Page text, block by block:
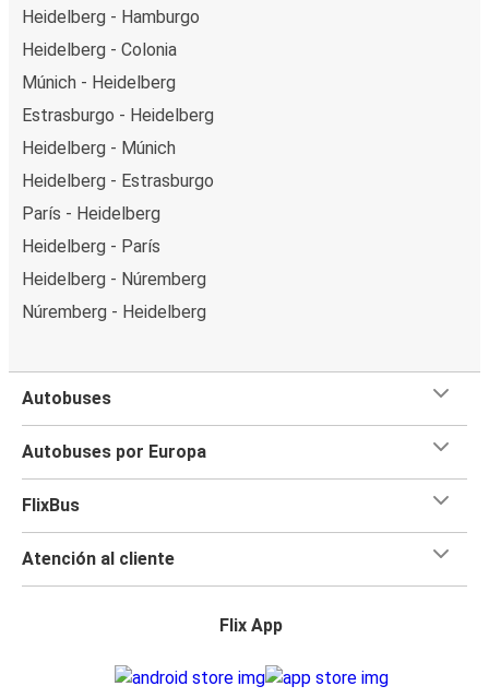
Heidelberg - Hamburgo
Heidelberg - Colonia
Múnich - Heidelberg
Estrasburgo - Heidelberg
Heidelberg - Múnich
Heidelberg - Estrasburgo
París - Heidelberg
Heidelberg - París
Heidelberg - Núremberg
Núremberg - Heidelberg
Autobuses
Autobuses por Europa
FlixBus
Atención al cliente
Flix App